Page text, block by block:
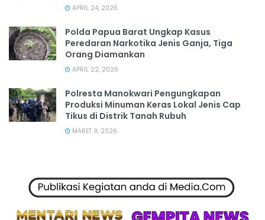
APRIL 24, 2026
Polda Papua Barat Ungkap Kasus
Peredaran Narkotika Jenis Ganja, Tiga
Orang Diamankan
APRIL 22, 2026
Polresta Manokwari Pengungkapan
Produksi Minuman Keras Lokal Jenis Cap
Tikus di Distrik Tanah Rubuh
MARET 9, 2026